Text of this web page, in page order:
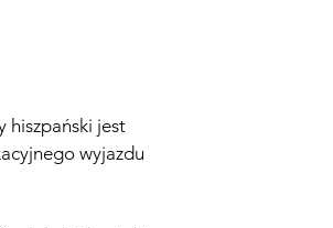
hiszpański jest
wyjazdu